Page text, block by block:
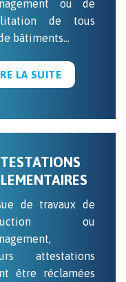
ou de
de tous
bâtiments…
LIRE LA SUITE
de travaux de
ou
attestations
être réclamées